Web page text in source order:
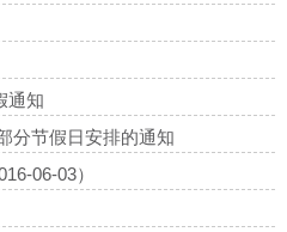
通知
分节假日安排的通知
06-03）